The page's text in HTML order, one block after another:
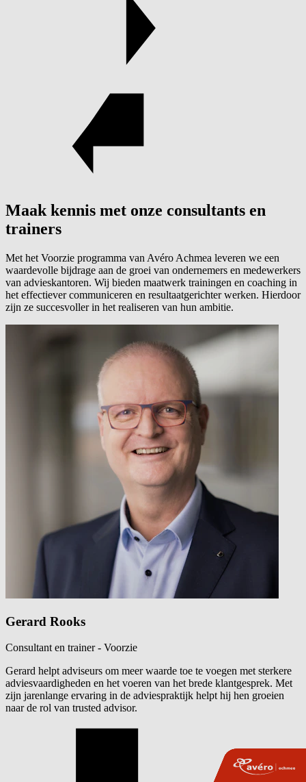
Maak kennis met onze consultants en
trainers
Met het Voorzie programma van Avéro Achmea leveren we een
waardevolle bijdrage aan de groei van ondernemers en medewerkers
van advieskantoren. Wij bieden maatwerk trainingen en coaching in
het effectiever communiceren en resultaatgerichter werken. Hierdoor
zijn ze succesvoller in het realiseren van hun ambitie.
Gerard Rooks
Consultant en trainer - Voorzie
Gerard helpt adviseurs om meer waarde toe te voegen met sterkere
adviesvaardigheden en het voeren van het brede klantgesprek. Met
zijn jarenlange ervaring in de adviespraktijk helpt hij hen groeien
naar de rol van trusted advisor.